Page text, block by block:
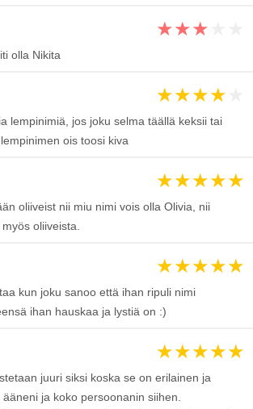
★★★
olla Nikita
★★★★
lempinimiä, jos joku selma täällä keksii tai
ois toosi kiva
★★★★★
oliiveist nii miu nimi vois olla Olivia, nii
oliiveista.
★★★★★
kun joku sanoo että ihan ripuli nimi
ihan hauskaa ja lystiä on :)
★★★★★
juuri siksi koska se on erilainen ja
ja koko persoonanin siihen.